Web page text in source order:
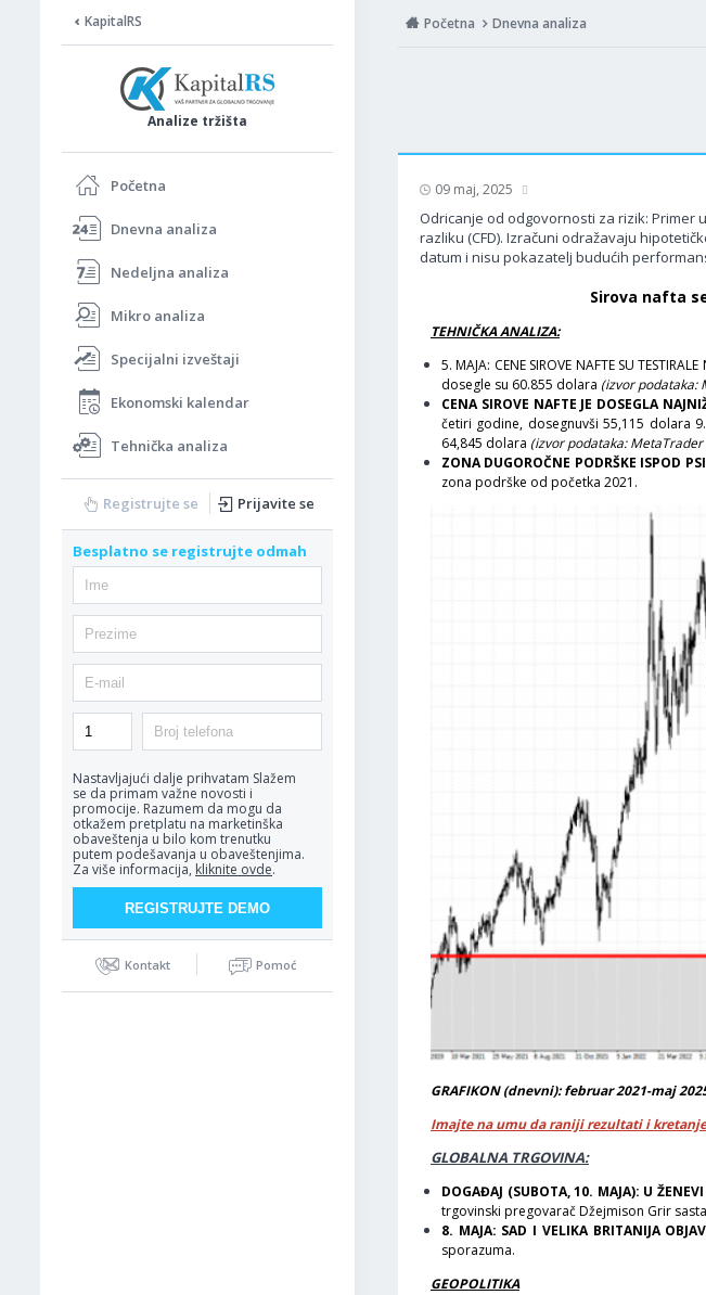
KapitalRS
Analize tržišta
Početna
Dnevna analiza
Nedeljna analiza
Mikro analiza
Specijalni izveštaji
Ekonomski kalendar
Tehnička analiza
Registrujte se Prijavite se
Besplatno se registrujte odmah
Nastavljajući dalje prihvatam Slažem
se da primam važne novosti i
promocije. Razumem da mogu da
otkažem pretplatu na marketinška
obaveštenja u bilo kom trenutku
putem podešavanja u obaveštenjima.
Za više informacija, kliknite ovde.
Kontakt Pomoć
Početna Dnevna analiza
09 maj, 2025
Odricanje od odgovornosti za rizik: Primer
razliku (CFD). Izračuni odražavaju
datum i nisu pokazatelj budućih
Sirova nafta
TEHNIČKA ANALIZA:
5. MAJA: CENE SIROVE NAFTE SU
dosegle su 60.855 dolara (izvor podataka:
CENA SIROVE NAFTE JE DOSEGLA
četiri godine, dosegnuvši 55,115 dolara
64,845 dolara (izvor podataka: MetaTrader
ZONA DUGOROČNE PODRŠKE ISPOD
zona podrške od početka 2021.
GRAFIKON (dnevni): februar 2021-maj
Imajte na umu da raniji rezultati i
GLOBALNA TRGOVINA:
DOGAĐAJ (SUBOTA, 10. MAJA): U
trgovinski pregovarač Džejmison Grir
8. MAJA: SAD I VELIKA BRITANIJA
sporazuma.
GEOPOLITIKA